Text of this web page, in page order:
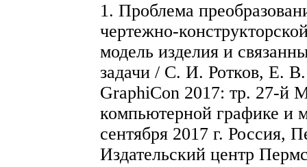
1. Проблема
чертежно-
модель изделия и
задачи / С. И. Ротков, Е.
GraphiCon 2017: тр. 27-й
компьютерной графике и
сентября 2017 г. Россия,
Издательский центр